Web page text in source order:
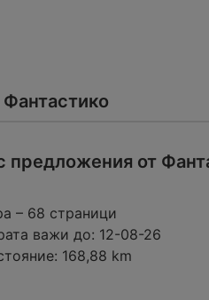
предложения от
– 68 страници
важи до: 12-08-26
168,88 km